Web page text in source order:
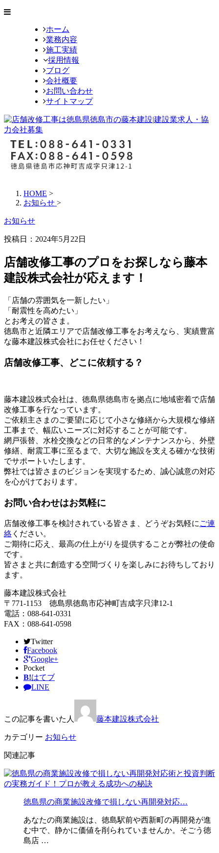
ホーム
業務内容
施工実績
採用情報
ブログ
会社概要
お問い合わせ
サイトマップ
HOME >
お知らせ >
お知らせ
投稿日：2024年5月22日
店舗改修工事のプロをお探しなら藤本
建設株式会社が応えます！
「店舗の雰囲気を一新したい」
「耐震性を高めたい」
とお考えの皆さま。
徳島市と近隣エリアで店舗改修工事をお考えなら、実績豊富
な藤本建設株式会社にお任せください！
店舗改修工事、どこに依頼する？
藤本建設株式会社は、徳島県徳島市を拠点に地域密着で店舗
改修工事を行なっています。
ご依頼主さまのご要望に応じて小さな修繕から大規模な修繕
工事まで、幅広いニーズに対応することが可能です。
網戸張替、水栓交換などの日常的なメンテナンスから、外壁
修繕、耐震工事に至るまで、大切な施設を支える確かな技術
でサポートいたします。
弊社では皆さまのビジョンを実現するため、誠心誠意の対応
を心がけております。
お問い合わせはお気軽に
店舗改修工事を検討されている皆さま、どうぞお気軽に ご連
絡 ください。
ご期待に応え、最高の仕上がりを提供することが弊社の使命
です。
皆さまと共に創造する空間づくりを楽しみにお待ちしており
ます。
藤本建設株式会社
〒771-1153 徳島県徳島市応神町吉成字只津12-1
電話：088-641-0331
FAX：088-641-0598
Twitter
Facebook
Google+
Pocket
B!はてブ
LINE
この記事を書いた人 藤本建設株式会社
カテゴリー お知らせ
関連記事
徳島県の商業施設改修で損しない再開発対応…
あなたの商業施設は、徳島駅前や西新町の再開発が進
む中で、静かに価値を削られていませんか。そごう徳
島店 …